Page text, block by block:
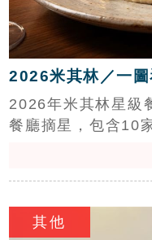
2026米其林／一
2026年米其林星級
餐廳摘星，包含10
有餐廳首度入選。
宅聚落是推動星級
其他